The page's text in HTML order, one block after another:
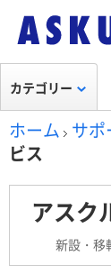
カテゴリー
ホーム サポ
ビス
アスク
新設・移